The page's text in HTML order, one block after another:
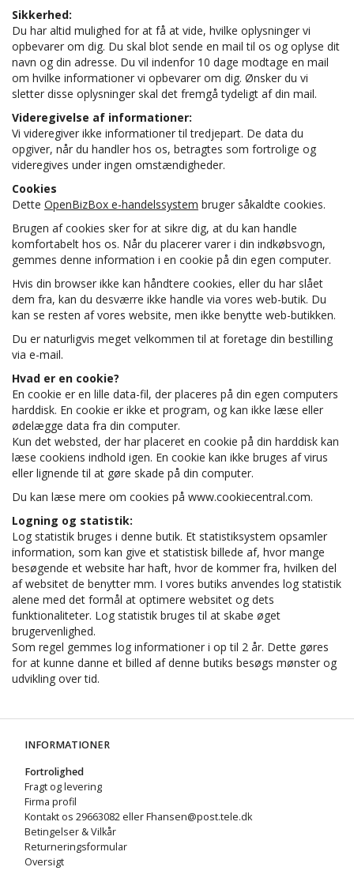
Sikkerhed:
Du har altid mulighed for at få at vide, hvilke oplysninger vi
opbevarer om dig. Du skal blot sende en mail til os og oplyse dit
navn og din adresse. Du vil indenfor 10 dage modtage en mail
om hvilke informationer vi opbevarer om dig. Ønsker du vi
sletter disse oplysninger skal det fremgå tydeligt af din mail.
Videregivelse af informationer:
Vi videregiver ikke informationer til tredjepart. De data du
opgiver, når du handler hos os, betragtes som fortrolige og
videregives under ingen omstændigheder.
Cookies
Dette OpenBizBox e-handelssystem bruger såkaldte cookies.
Brugen af cookies sker for at sikre dig, at du kan handle
komfortabelt hos os. Når du placerer varer i din indkøbsvogn,
gemmes denne information i en cookie på din egen computer.
Hvis din browser ikke kan håndtere cookies, eller du har slået
dem fra, kan du desværre ikke handle via vores web-butik. Du
kan se resten af vores website, men ikke benytte web-butikken.
Du er naturligvis meget velkommen til at foretage din bestilling
via e-mail.
Hvad er en cookie?
En cookie er en lille data-fil, der placeres på din egen computers
harddisk. En cookie er ikke et program, og kan ikke læse eller
ødelægge data fra din computer.
Kun det websted, der har placeret en cookie på din harddisk kan
læse cookiens indhold igen. En cookie kan ikke bruges af virus
eller lignende til at gøre skade på din computer.
Du kan læse mere om cookies på www.cookiecentral.com.
Logning og statistik:
Log statistik bruges i denne butik. Et statistiksystem opsamler
information, som kan give et statistisk billede af, hvor mange
besøgende et website har haft, hvor de kommer fra, hvilken del
af websitet de benytter mm. I vores butiks anvendes log statistik
alene med det formål at optimere websitet og dets
funktionaliteter. Log statistik bruges til at skabe øget
brugervenlighed.
Som regel gemmes log informationer i op til 2 år. Dette gøres
for at kunne danne et billed af denne butiks besøgs mønster og
udvikling over tid.
INFORMATIONER
Fortrolighed
Fragt og levering
Firma profil
Kontakt os 29663082 eller Fhansen@post.tele.dk
Betingelser & Vilkår
Returneringsformular
Oversigt